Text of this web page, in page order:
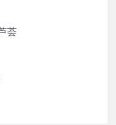
荟